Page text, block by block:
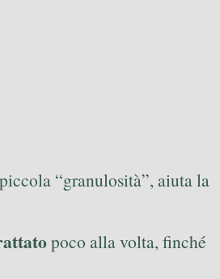
“granulosità”, aiuta la
poco alla volta, finché